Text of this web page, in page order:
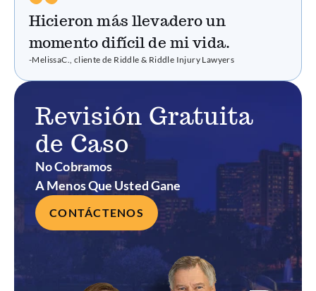
Hicieron más llevadero un
momento difícil de mi vida.
-MelissaC., cliente de Riddle & Riddle Injury Lawyers
Revisión Gratuita
de Caso
No Cobramos
A Menos Que Usted Gane
CONTÁCTENOS